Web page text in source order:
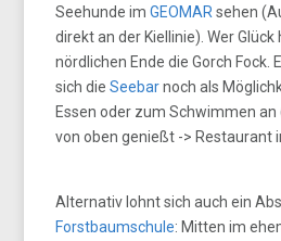
Seehunde imGEOMARsehen
direkt an der Kiellinie). Wer
nördlichen Ende die Gorch Fock.
sich dieSeebarnoch als
Essen oder zum Schwimmen
von oben genießt -> Restaurant
Alternativ lohnt sich auch ein
Forstbaumschule: Mitten im